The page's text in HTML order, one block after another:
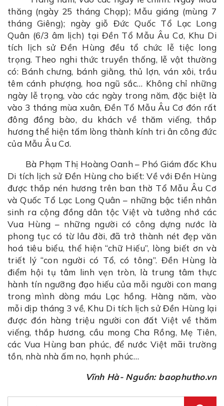
thăng (ngày 25 tháng Chạp); Mẫu giáng (mùng 7
tháng Giêng); ngày giỗ Đức Quốc Tổ Lạc Long
Quân (6/3 âm lịch) tại Đền Tổ Mẫu Âu Cơ, Khu Di
tích lịch sử Đền Hùng đều tổ chức lễ tiệc long
trọng. Theo nghi thức truyền thống, lễ vật thường
có: Bánh chưng, bánh giằng, thủ lợn, ván xôi, trầu
têm cánh phượng, hoa ngũ sắc… Không chỉ những
ngày lễ trọng, vào các ngày trong năm, đặc biệt là
vào 3 tháng mùa xuân, Đền Tổ Mẫu Âu Cơ đón rất
đông đồng bào, du khách về thăm viếng, thắp
hương thể hiện tấm lòng thành kính tri ân công đức
của Mẫu Âu Cơ.
Bà Phạm Thị Hoàng Oanh – Phó Giám đốc Khu
Di tích lịch sử Đền Hùng cho biết: Về với Đền Hùng
được thắp nén hương trên ban thờ Tổ Mẫu Âu Cơ
và Quốc Tổ Lạc Long Quân – những bậc tiền nhân
sinh ra cộng đồng dân tộc Việt và tưởng nhớ các
Vua Hùng – những người có công dựng nước là
phong tục có từ lâu đời, đã trở thành nét đẹp văn
hoá tiêu biểu, thể hiện “chữ Hiếu”, lòng biết ơn và
triết lý “con người có Tổ, có tông”. Đền Hùng là
điểm hội tụ tâm linh vẹn tròn, là trung tâm thực
hành tín ngưỡng đạo hiếu của mỗi người con mang
trong mình dòng máu Lạc hồng. Hàng năm, vào
mỗi dịp tháng 3 về, Khu Di tích lịch sử Đền Hùng lại
được đón hàng triệu người con đất Việt về thăm
viếng, thắp hương, cầu mong Cha Rồng, Mẹ Tiên,
các Vua Hùng ban phúc, để nước Việt mãi trường
tồn, nhà nhà ấm no, hạnh phúc…
Vĩnh Hà- Nguồn: baophutho.vn